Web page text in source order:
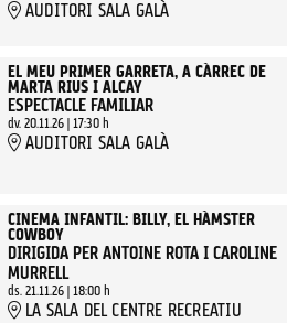
AUDITORI SALA GALÀ
EL MEU PRIMER GARRETA, A CÀRREC DE
MARTA RIUS I ALCAY
ESPECTACLE FAMILIAR
dv. 20.11.26| 17:30 h
AUDITORI SALA GALÀ
CINEMA INFANTIL: BILLY, EL HÀMSTER
COWBOY
DIRIGIDA PER ANTOINE ROTA I CAROLINE
MURRELL
ds. 21.11.26| 18:00 h
LA SALA DEL CENTRE RECREATIU